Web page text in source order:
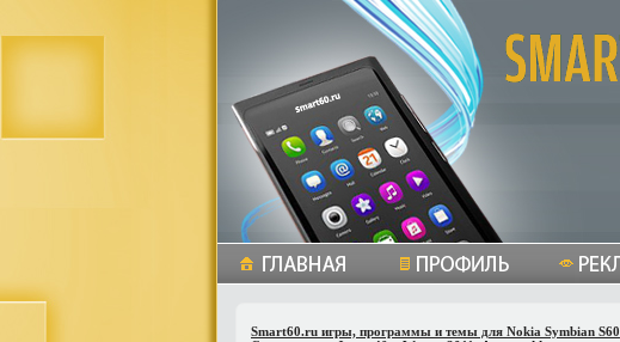
Smart60.ru игры, программы и темы для Nokia Symbian S60